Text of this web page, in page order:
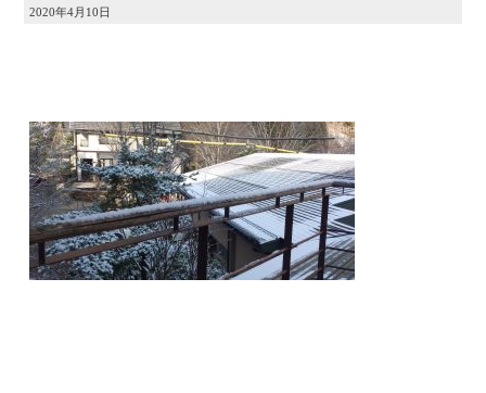
2020年4月10日